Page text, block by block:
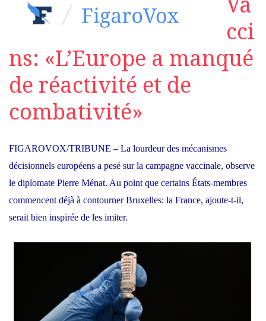
Va
cci
ns: «L’Europe a manqué
de réactivité et de
combativité»
FIGAROVOX/TRIBUNE – La lourdeur des mécanismes
décisionnels européens a pesé sur la campagne vaccinale, observe
le diplomate Pierre Ménat. Au point que certains États-membres
commencent déjà à contourner Bruxelles: la France, ajoute-t-il,
serait bien inspirée de les imiter.